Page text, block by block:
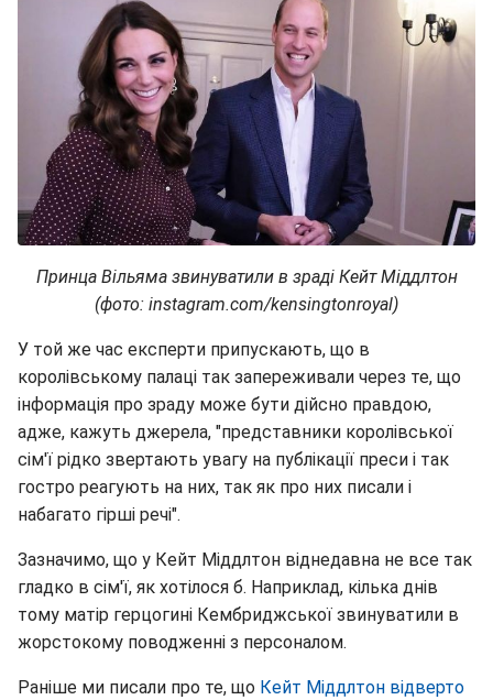
Принца Вільяма звинуватили в зраді Кейт Міддлтон
(фото: instagram.com/kensingtonroyal)
У той же час експерти припускають, що в
королівському палаці так запереживали через те, що
інформація про зраду може бути дійсно правдою,
адже, кажуть джерела, "представники королівської
сім'ї рідко звертають увагу на публікації преси і так
гостро реагують на них, так як про них писали і
набагато гірші речі".
Зазначимо, що у Кейт Міддлтон віднедавна не все так
гладко в сім'ї, як хотілося б. Наприклад, кілька днів
тому матір герцогині Кембриджської звинуватили в
жорстокому поводженні з персоналом.
Раніше ми писали про те, що Кейт Міддлтон відверто